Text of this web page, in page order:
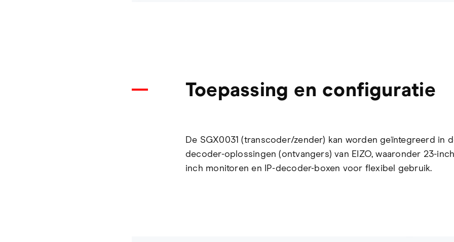
Toepassing en configuratie
De SGX0031 (transcoder/zender) kan worden geïntegreerd in
decoder-oplossingen (ontvangers) van EIZO, waaronder 23-
inch monitoren en IP-decoder-boxen voor flexibel gebruik.